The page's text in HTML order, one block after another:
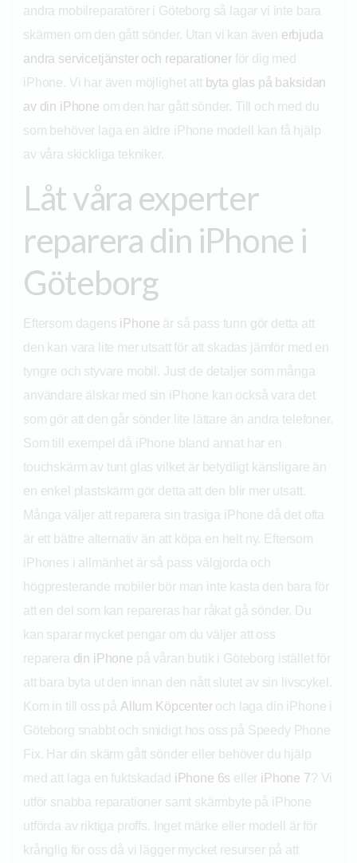
andra mobilreparatörer i Göteborg så lagar vi inte bara
skärmen om den gått sönder. Utan vi kan även erbjuda
andra servicetjänster och reparationerför dig med
iPhone. Vi har även möjlighet att byta glas på baksidan
av din iPhone om den har gått sönder. Till och med du
som behöver laga en äldre iPhone modell kan få hjälp
av våra skickliga tekniker.
Låt våra experter
reparera din iPhone i
Göteborg
Eftersom dagens iPhone är så pass tunn gör detta att
den kan vara lite mer utsatt för att skadas jämför med en
tyngre och styvare mobil. Just de detaljer som många
användare älskar med sin iPhone kan också vara det
som gör att den går sönder lite lättare än andra telefoner.
Som till exempel då iPhone bland annat har en
touchskärm av tunt glas vilket är betydligt känsligare än
en enkel plastskärm gör detta att den blir mer utsatt.
Många väljer att reparera sin trasiga iPhone då det ofta
är ett bättre alternativ än att köpa en helt ny. Eftersom
iPhones i allmänhet är så pass välgjorda och
högpresterande mobiler bör man inte kasta den bara för
att en del som kan repareras har råkat gå sönder. Du
kan sparar mycket pengar om du väljer att oss
reparera din iPhone på våran butik i Göteborg istället för
att bara byta ut den innan den nått slutet av sin livscykel.
Kom in till oss på Allum Köpcenteroch laga din iPhone i
Göteborg snabbt och smidigt hos oss på Speedy Phone
Fix. Har din skärm gått sönder eller behöver du hjälp
med att laga en fuktskadad iPhone 6s eller iPhone 7? Vi
utför snabba reparationer samt skärmbyte på iPhone
utförda av riktiga proffs. Inget märke eller modell är för
krånglig för oss då vi lägger mycket resurser på att